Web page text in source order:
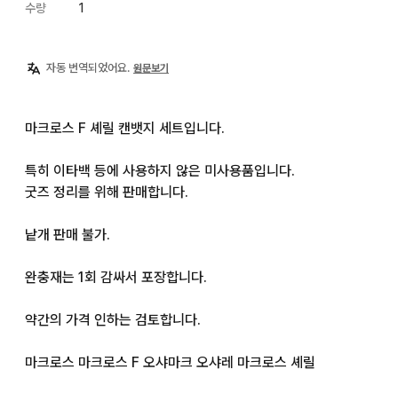
수량
1
자동 번역되었어요. 원문보기
마크로스 F 셰릴 캔뱃지 세트입니다.
특히 이타백 등에 사용하지 않은 미사용품입니다.
굿즈 정리를 위해 판매합니다.
낱개 판매 불가.
완충재는 1회 감싸서 포장합니다.
약간의 가격 인하는 검토합니다.
마크로스 마크로스 F 오샤마크 오샤레 마크로스 셰릴